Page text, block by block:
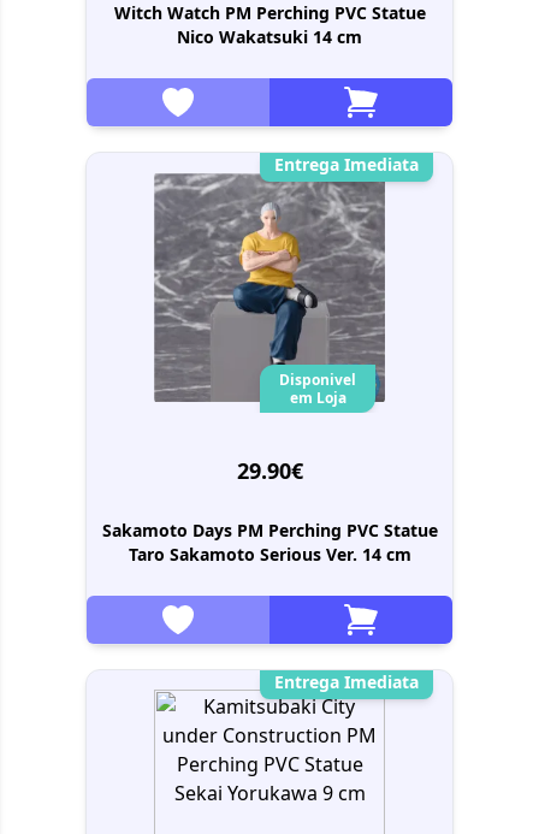
Witch Watch PM Perching PVC Statue
Nico Wakatsuki 14 cm
Entrega Imediata
Disponivel
em Loja
29.90€
Sakamoto Days PM Perching PVC Statue
Taro Sakamoto Serious Ver. 14 cm
Entrega Imediata